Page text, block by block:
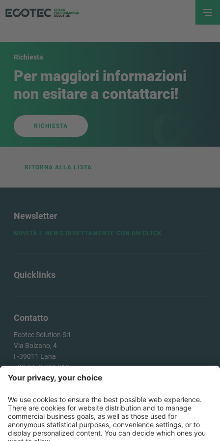
Richiesta
Per maggiori informazioni
non esitare a contattarci!
RICHIESTA
RITORNA ALLA LISTA
Contatto
Ecotec Solution Srl
Via Bolzano, 4
I -39011 Lana
+39 0473 313 010
info@ecotecsolution.com
COME ARRIVARE
Quicklinks
Newsletter
NOVITÀ E NEWS DIRETTAMENTE CON UN CLICK